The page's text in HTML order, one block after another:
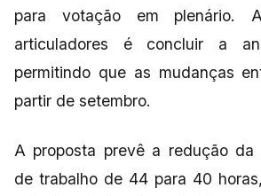
para votação em plenário.
articuladores é concluir a
permitindo que as mudanças
partir de setembro.
A proposta prevê a redução da
de trabalho de 44 para 40